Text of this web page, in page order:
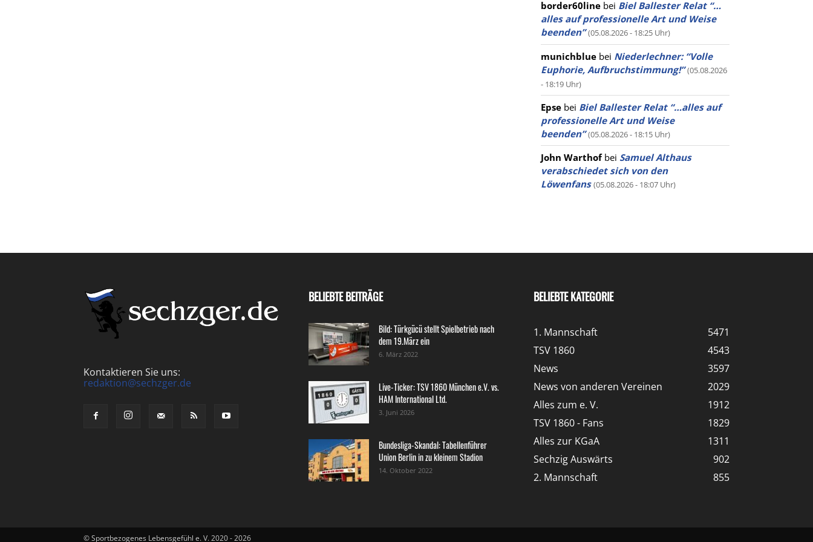
border60line bei Biel Ballester Relat “…
alles auf professionelle Art und Weise
beenden” (05.08.2026 - 18:25 Uhr)
munichblue bei Niederlechner: “Volle
Euphorie, Aufbruchstimmung!” (05.08.2026
- 18:19 Uhr)
Epse bei Biel Ballester Relat “…alles auf
professionelle Art und Weise
beenden” (05.08.2026 - 18:15 Uhr)
John Warthofbei Samuel Althaus
verabschiedet sich von den
Löwenfans (05.08.2026 - 18:07 Uhr)
Kontaktieren Sie uns:
redaktion@sechzger.de
BELIEBTE BEITRÄGE
Bild: Türkgücü stellt Spielbetrieb nach
dem 19.März ein
6. März 2022
Live-Ticker: TSV 1860 München e.V. vs.
HAM International Ltd.
3. Juni 2026
Bundesliga-Skandal: Tabellenführer
Union Berlin in zu kleinem Stadion
14. Oktober 2022
BELIEBTE KATEGORIE
1. Mannschaft
5471
TSV 1860
4543
News
3597
News von anderen Vereinen
2029
Alles zum e. V.
1912
TSV 1860 - Fans
1829
Alles zur KGaA
1311
Sechzig Auswärts
902
2. Mannschaft
855
© Sportbezogenes Lebensgefühl e. V. 2020 - 2026